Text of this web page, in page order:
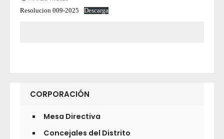
Resolucion 009-2025 Descarga
CORPORACIÓN
Mesa Directiva
Concejales del Distrito